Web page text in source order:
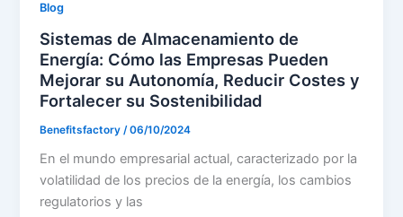
Blog
Sistemas de Almacenamiento de
Energía: Cómo las Empresas Pueden
Mejorar su Autonomía, Reducir Costes y
Fortalecer su Sostenibilidad
Benefitsfactory /06/10/2024
En el mundo empresarial actual, caracterizado por la
volatilidad de los precios de la energía, los cambios
regulatorios y las